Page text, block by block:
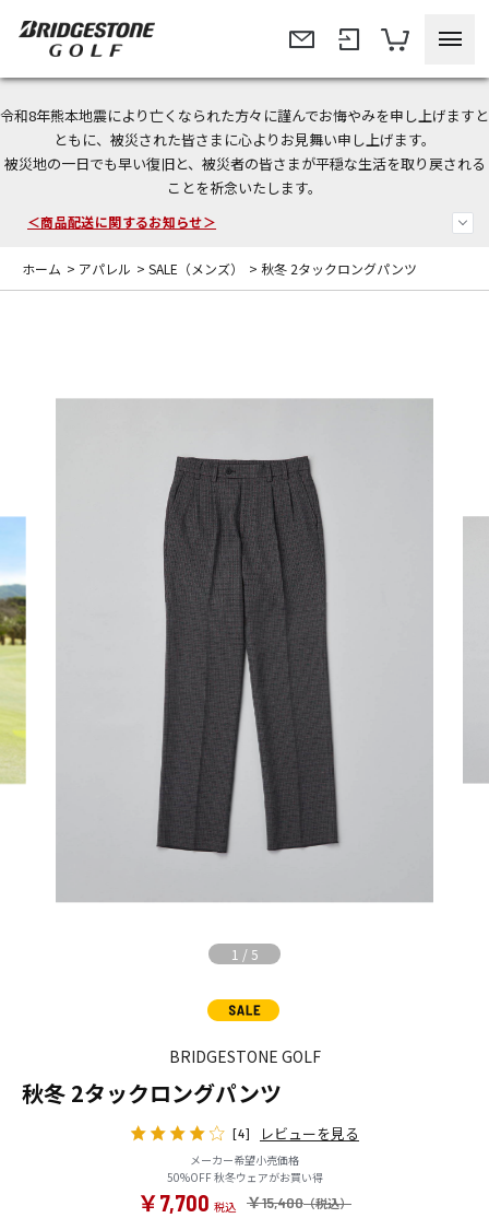
令和8年熊本地震により亡くなられた方々に謹んでお悔やみを申し上げますと
ともに、被災された皆さまに心よりお見舞い申し上げます。
被災地の一日でも早い復旧と、被災者の皆さまが平穏な生活を取り戻される
ことを祈念いたします。
＜夏季休暇中のご注文・発送・お問い合わせ＞
今なら新規会員登録で1,000円OFFクーポンプレゼント！
＜商品配送に関するお知らせ＞
ホーム > アパレル > SALE（メンズ） > 秋冬 2タックロングパンツ
1 / 5
BRIDGESTONE GOLF
秋冬 2タックロングパンツ
[4] レビューを見る
メーカー希望小売価格
50%OFF 秋冬ウェアがお買い得
￥15,400
￥7,700